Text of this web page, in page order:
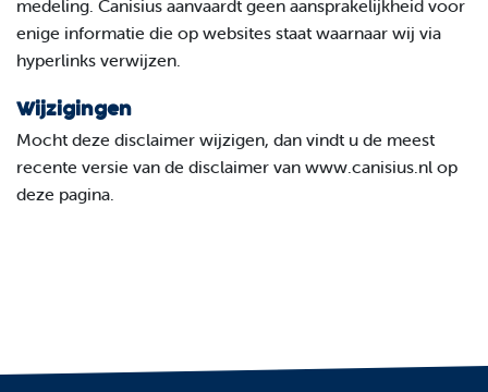
medeling. Canisius aanvaardt geen aansprakelijkheid voor
enige informatie die op websites staat waarnaar wij via
hyperlinks verwijzen.
Wijzigingen
Mocht deze disclaimer wijzigen, dan vindt u de meest
recente versie van de disclaimer van www.canisius.nl op
deze pagina.